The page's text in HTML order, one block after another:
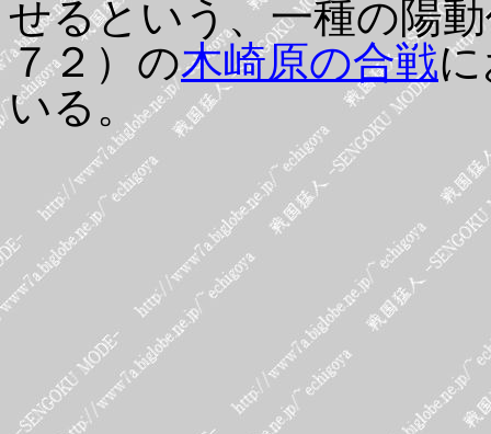
せるという、一種の陽
７２）の木崎原の合戦
いる。